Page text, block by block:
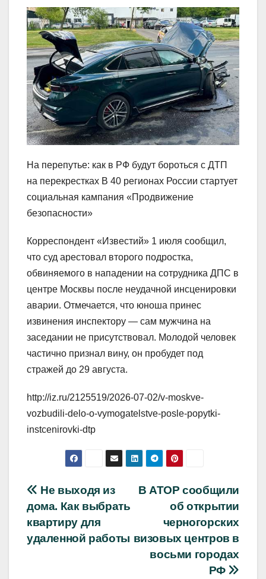
На перепутье: как в РФ будут бороться с ДТП
на перекрестках В 40 регионах России стартует
социальная кампания «Продвижение
безопасности»
Корреспондент «Известий» 1 июля сообщил,
что суд арестовал второго подростка,
обвиняемого в нападении на сотрудника ДПС в
центре Москвы после неудачной инсценировки
аварии. Отмечается, что юноша принес
извинения инспектору — сам мужчина на
заседании не присутствовал. Молодой человек
частично признал вину, он пробудет под
стражей до 29 августа.
http://iz.ru/2125519/2026-07-02/v-moskve-
vozbudili-delo-o-vymogatelstve-posle-popytki-
instcenirovki-dtp
Навигация
по
записям
В АТОР сообщили
об открытии
черногорских
визовых центров в
восьми городах
РФ
Не выходя из
дома. Как выбрать
квартиру для
удаленной работы